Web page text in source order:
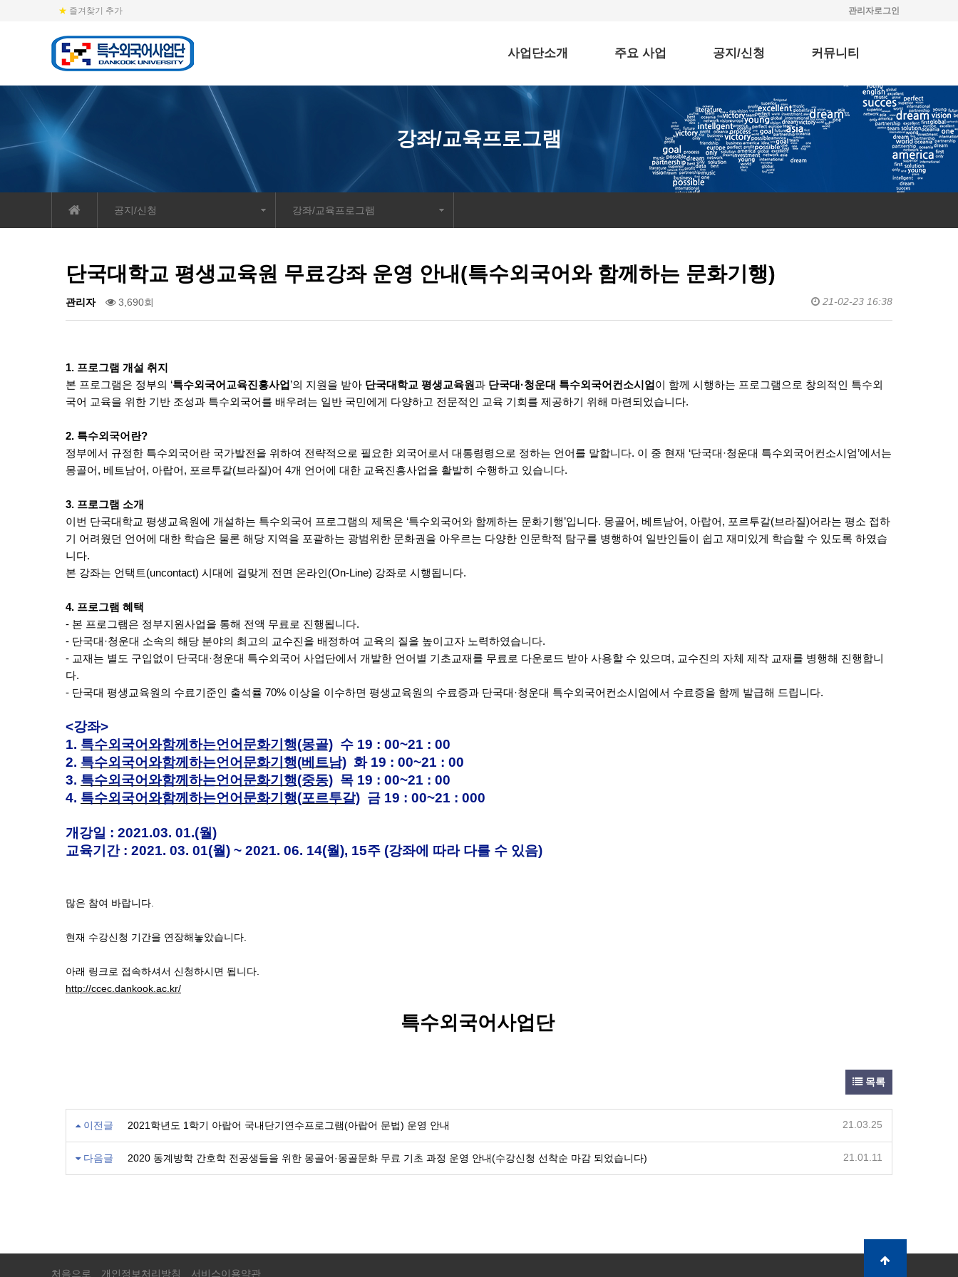
★ 즐겨찾기 추가 관리자로그인
사업단소개
주요 사업
공지/신청
하위분류
커뮤니티
하위분류
강좌/교육프로그램
공지/신청 강좌/교육프로그램
단국대학교 평생교육원 무료강좌 운영 안내(특수외국어와 함께하는 문화기행)
관리자 3,690회 21-02-23 16:38
1. 프로그램 개설 취지
본 프로그램은 정부의 ‘특수외국어교육진흥사업 ’의 지원을 받아 단국대학교 평생교육원과 단국대 ·청운대 특수외국어컨소시엄이 함께 시행하는 프로그램으로 창의적인 특수외
국어 교육을 위한 기반 조성과 특수외국어를 배우려는 일반 국민에게 다양하고 전문적인 교육 기회를 제공하기 위해 마련되었습니다.
2. 특수외국어란?
정부에서 규정한 특수외국어란 국가발전을 위하여 전략적으로 필요한 외국어로서 대통령령으로 정하는 언어를 말합니다. 이 중 현재 ‘단국대 ·청운대 특수외국어컨소시엄’에서는
몽골어 , 베트남어 , 아랍어 , 포르투갈(브라질)어 4개 언어에 대한 교육진흥사업을 활발히 수행하고 있습니다.
3. 프로그램 소개
이번 단국대학교 평생교육원에 개설하는 특수외국어 프로그램의 제목은 ‘특수외국어와 함께하는 문화기행’입니다. 몽골어 , 베트남어 , 아랍어 , 포르투갈(브라질)어라는 평소 접하
기 어려웠던 언어에 대한 학습은 물론 해당 지역을 포괄하는 광범위한 문화권을 아우르는 다양한 인문학적 탐구를 병행하여 일반인들이 쉽고 재미있게 학습할 수 있도록 하였습
니다.
본 강좌는 언택트(uncontact) 시대에 걸맞게 전면 온라인 (On-Line) 강좌로 시행됩니다.
4. 프로그램 혜택
- 본 프로그램은 정부지원사업을 통해 전액 무료로 진행됩니다.
- 단국대 ·청운대 소속의 해당 분야의 최고의 교수진을 배정하여 교육의 질을 높이고자 노력하였습니다.
- 교재는 별도 구입없이 단국대 ·청운대 특수외국어 사업단에서 개발한 언어별 기초교재를 무료로 다운로드 받아 사용할 수 있으며 , 교수진의 자체 제작 교재를 병행해 진행합니
다.
- 단국대 평생교육원의 수료기준인 출석률 70% 이상을 이수하면 평생교육원의 수료증과 단국대 ·청운대 특수외국어컨소시엄에서 수료증을 함께 발급해 드립니다.
<강좌>
1. 특수외국어와함께하는언어문화기행(몽골) 수 19 : 00~21 : 00
2. 특수외국어와함께하는언어문화기행(베트남) 화 19 : 00~21 : 00
3. 특수외국어와함께하는언어문화기행(중동) 목 19 : 00~21 : 00
4. 특수외국어와함께하는언어문화기행(포르투갈) 금 19 : 00~21 : 000
개강일 : 2021.03. 01.(월)
교육기간 : 2021. 03. 01(월) ~ 2021. 06. 14(월), 15주 (강좌에 따라 다를 수 있음)
많은 참여 바랍니다.
현재 수강신청 기간을 연장해놓았습니다.
아래 링크로 접속하셔서 신청하시면 됩니다.
http://ccec.dankook.ac.kr/
특수외국어사업단
목록
이전글 2021학년도 1학기 아랍어 국내단기연수프로그램(아랍어 문법) 운영 안내 21.03.25
다음글 2020 동계방학 간호학 전공생들을 위한 몽골어·몽골문화 무료 기초 과정 운영 안내(수강신청 선착순 마감 되었습니다) 21.01.11
처음으로 개인정보처리방침 서비스이용약관